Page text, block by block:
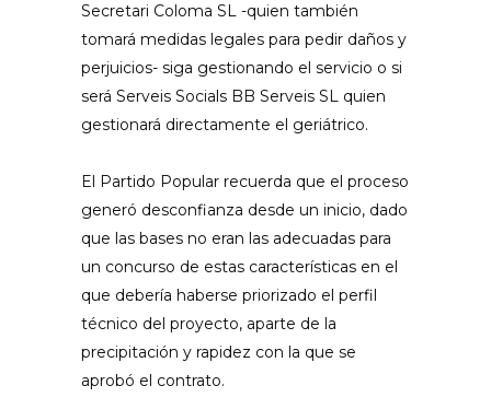
Secretari Coloma SL -quien también
tomará medidas legales para pedir daños y
perjuicios- siga gestionando el servicio o si
será Serveis Socials BB Serveis SL quien
gestionará directamente el geriátrico.
El Partido Popular recuerda que el proceso
generó desconfianza desde un inicio, dado
que las bases no eran las adecuadas para
un concurso de estas características en el
que debería haberse priorizado el perfil
técnico del proyecto, aparte de la
precipitación y rapidez con la que se
aprobó el contrato.